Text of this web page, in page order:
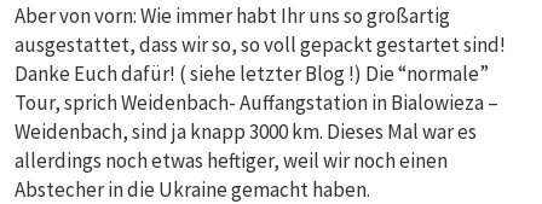
Aber von vorn: Wie immer habt Ihr uns so großartig
ausgestattet, dass wir so, so voll gepackt gestartet sind!
Danke Euch dafür! ( siehe letzter Blog !) Die “normale”
Tour, sprich Weidenbach- Auffangstation in Bialowieza –
Weidenbach, sind ja knapp 3000 km. Dieses Mal war es
allerdings noch etwas heftiger, weil wir noch einen
Abstecher in die Ukraine gemacht haben.